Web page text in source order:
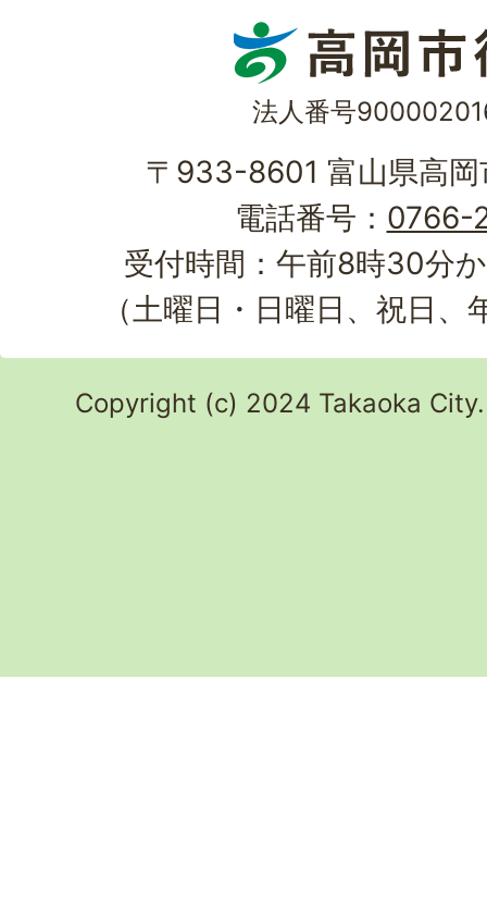
法人番号
〒933-8601 富山県高
電話番号： 0766-
受付時間：午前8時30分
（土曜日・日曜日、祝日
Copyright (c) 2024 Takaoka